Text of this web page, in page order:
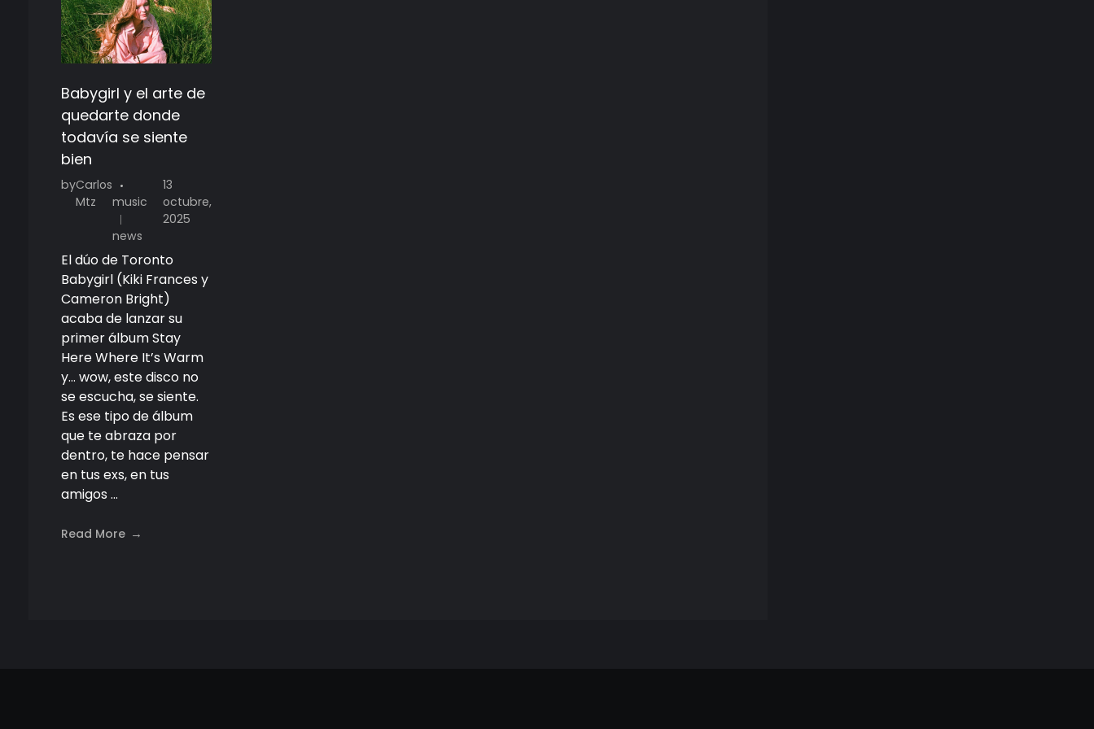
Babygirl y el arte de
quedarte donde
todavía se siente
bien
13
octubre,
2025
byCarlos
Mtz
music
news
El dúo de Toronto
Babygirl (Kiki Frances y
Cameron Bright)
acaba de lanzar su
primer álbum Stay
Here Where It’s Warm
y… wow, este disco no
se escucha, se siente.
Es ese tipo de álbum
que te abraza por
dentro, te hace pensar
en tus exs, en tus
amigos ...
Read More